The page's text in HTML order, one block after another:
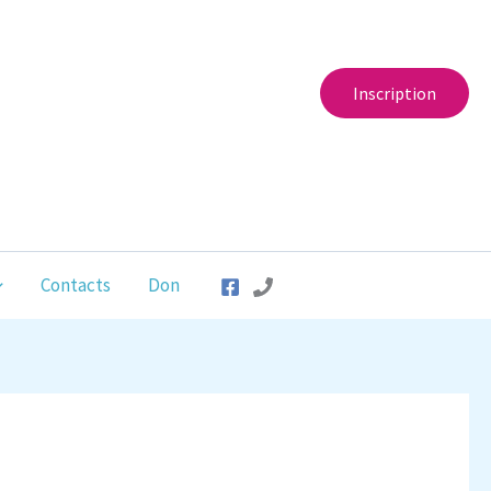
Inscription
Contacts Don